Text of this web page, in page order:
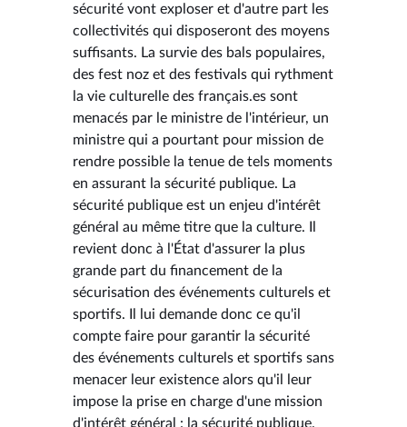
sécurité vont exploser et d'autre part les
collectivités qui disposeront des moyens
suffisants. La survie des bals populaires,
des fest noz et des festivals qui rythment
la vie culturelle des français.es sont
menacés par le ministre de l'intérieur, un
ministre qui a pourtant pour mission de
rendre possible la tenue de tels moments
en assurant la sécurité publique. La
sécurité publique est un enjeu d'intérêt
général au même titre que la culture. Il
revient donc à l'État d'assurer la plus
grande part du financement de la
sécurisation des événements culturels et
sportifs. Il lui demande donc ce qu'il
compte faire pour garantir la sécurité
des événements culturels et sportifs sans
menacer leur existence alors qu'il leur
impose la prise en charge d'une mission
d'intérêt général : la sécurité publique.